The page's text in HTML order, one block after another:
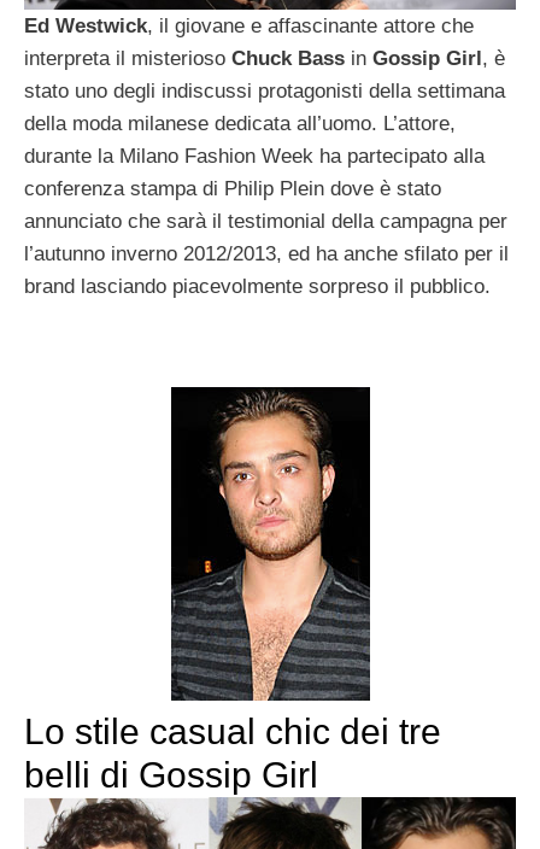
Ed Westwick, il giovane e affascinante attore che
interpreta il misterioso Chuck Bass in Gossip Girl, è
stato uno degli indiscussi protagonisti della settimana
della moda milanese dedicata all’uomo. L’attore,
durante la Milano Fashion Week ha partecipato alla
conferenza stampa di Philip Plein dove è stato
annunciato che sarà il testimonial della campagna per
l’autunno inverno 2012/2013, ed ha anche sfilato per il
brand lasciando piacevolmente sorpreso il pubblico.
Lo stile casual chic dei tre
belli di Gossip Girl